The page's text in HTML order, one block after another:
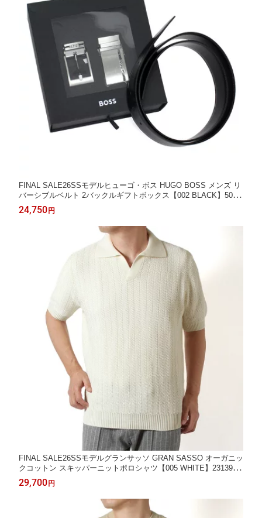
FINAL SALE26SSモデルヒューゴ・ボス HUGO BOSS メンズ リ
バーシブルベルト 2バックルギフトボックス【002 BLACK】5048
1069 002/【2026SS】goods
24,750円
FINAL SALE26SSモデルグランサッソ GRAN SASSO オーガニッ
クコットン スキッパーニットポロシャツ【005 WHITE】23139 18
068 005 WHITE/【2026SS】m-tops
29,700円